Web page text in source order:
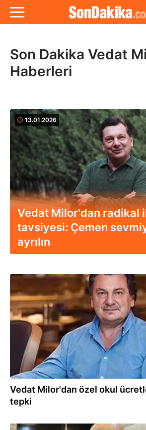
Son Dakika Vedat
Haberleri
13.01.2026
Vedat Milor'dan radikal
tavsiyesi: Çemen
ayrılın
Vedat Milor'dan özel okul
tepki